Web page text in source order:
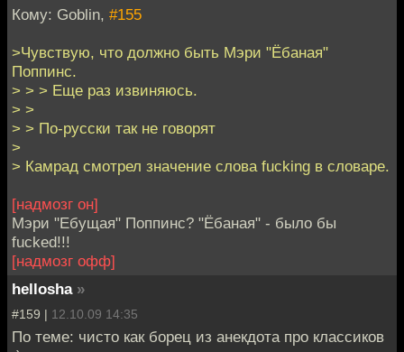
Кому: Goblin, #155
>Чувствую, что должно быть Мэри "Ёбаная"
Поппинс.
> > > Еще раз извиняюсь.
> >
> > По-русски так не говорят
>
> Камрад смотрел значение слова fucking в словаре.
[надмозг он]
Мэри "Ебущая" Поппинс? "Ёбаная" - было бы
fucked!!!
[надмозг офф]
hellosha »
#159 | 12.10.09 14:35
По теме: чисто как борец из анекдота про классиков